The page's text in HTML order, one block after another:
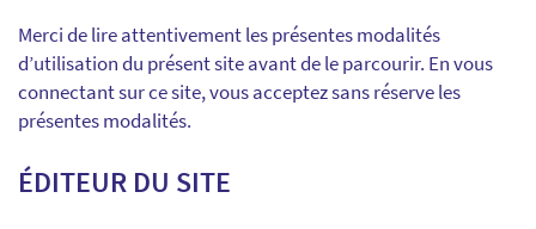
Merci de lire attentivement les présentes modalités
d’utilisation du présent site avant de le parcourir. En vous
connectant sur ce site, vous acceptez sans réserve les
présentes modalités.
ÉDITEUR DU SITE